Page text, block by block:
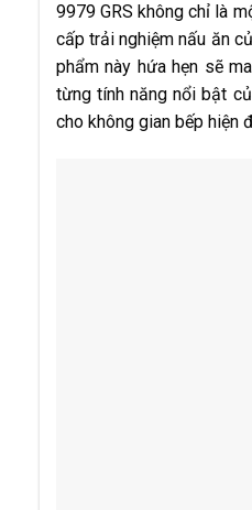
9979 GRS không chỉ là
cấp trải nghiệm nấu ăn
phẩm này hứa hẹn sẽ
từng tính năng nổi bật
cho không gian bếp hiện